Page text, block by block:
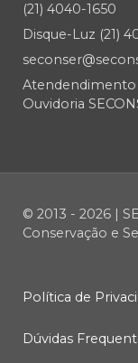
(21) 4040-1650
Disque-Luz (21)
Atendendimento
Ouvidoria
© 2013 - 2026 |
Conservação e
Política de
Dúvidas